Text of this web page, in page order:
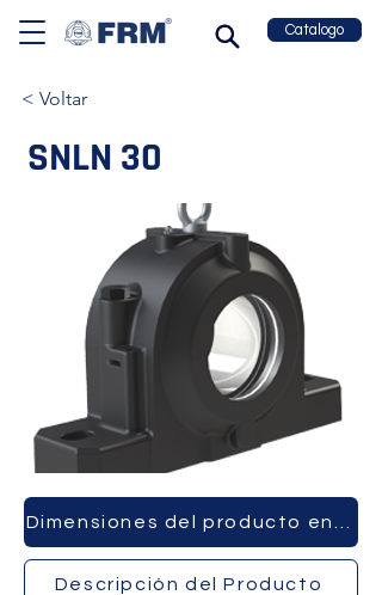
Catalogo
< Voltar
SNLN 30
Dimensiones del producto en PDF
Descripción del Producto